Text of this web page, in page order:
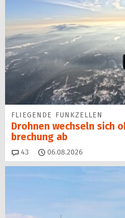
FLIEGENDE FUNKZELLEN
Drohnen wechseln sich
brechung ab
43 Kommentare
06.08.2026